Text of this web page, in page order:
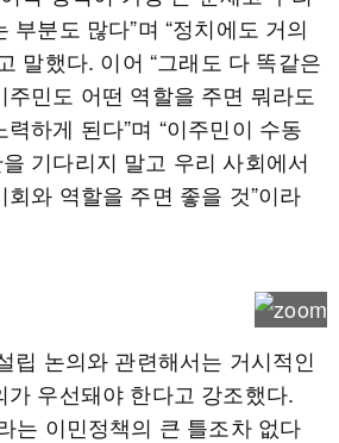
부분도 많다”며 “정치에도 거의
말했다. 이어 “그래도 다 똑같은
민도 어떤 역할을 주면 뭐라도
하게 된다”며 “이주민이 수동
기다리지 말고 우리 사회에서
와 역할을 주면 좋을 것”이라
립 논의와 관련해서는 거시적인
가 우선돼야 한다고 강조했다.
는 이민정책의 큰 틀조차 없다